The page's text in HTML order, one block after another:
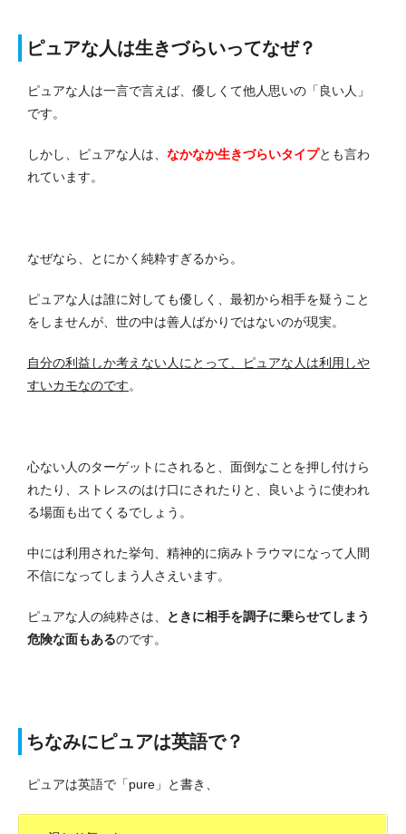
ピュアな人は生きづらいってなぜ？
ピュアな人は一言で言えば、優しくて他人思いの「良い人」
です。
しかし、ピュアな人は、 なかなか生きづらいタイプとも言わ
れています。
なぜなら、とにかく純粋すぎるから。
ピュアな人は誰に対しても優しく、最初から相手を疑うこと
をしませんが、世の中は善人ばかりではないのが現実。
自分の利益しか考えない人にとって、ピュアな人は利用しや
すいカモなのです。
心ない人のターゲットにされると、面倒なことを押し付けら
れたり、ストレスのはけ口にされたりと、良いように使われ
る場面も出てくるでしょう。
中には利用された挙句、精神的に病みトラウマになって人間
不信になってしまう人さえいます。
ピュアな人の純粋さは、
ときに相手を調子に乗らせてしまう
危険な面もあるのです。
ちなみにピュアは英語で？
ピュアは英語で「pure」と書き、